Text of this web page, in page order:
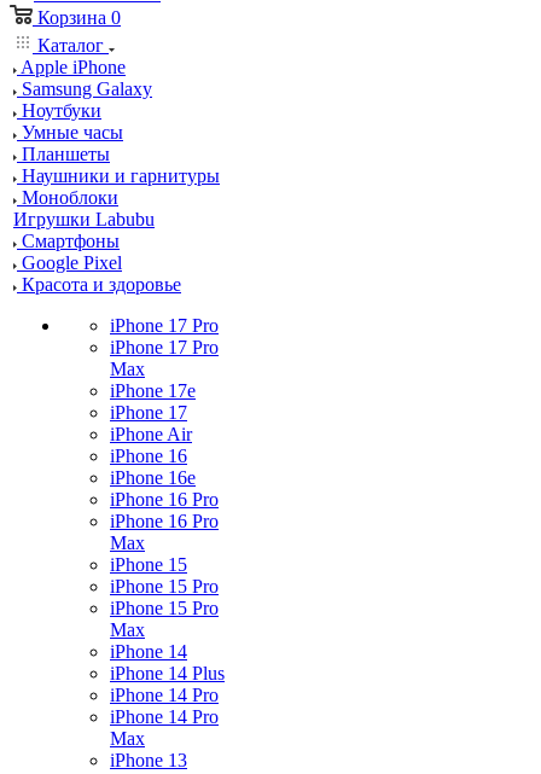
Корзина 0
Каталог
Apple iPhone
Samsung Galaxy
Ноутбуки
Умные часы
Планшеты
Наушники и гарнитуры
Моноблоки
Игрушки Labubu
Смартфоны
Google Pixel
Красота и здоровье
iPhone 17 Pro
iPhone 17 Pro
Max
iPhone 17e
iPhone 17
iPhone Air
iPhone 16
iPhone 16e
iPhone 16 Pro
iPhone 16 Pro
Max
iPhone 15
iPhone 15 Pro
iPhone 15 Pro
Max
iPhone 14
iPhone 14 Plus
iPhone 14 Pro
iPhone 14 Pro
Max
iPhone 13